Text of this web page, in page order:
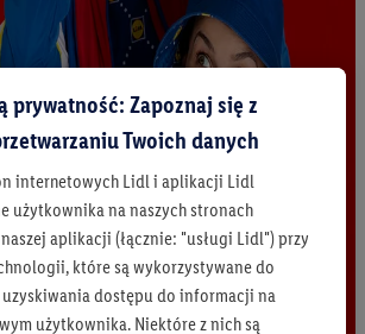
prywatność: Zapoznaj się z
Twoich danych
internetowych Lidl i aplikacji Lidl
użytkownika na naszych stronach
aplikacji (łącznie: "usługi Lidl") przy
które są wykorzystywane do
dostępu do informacji na
użytkownika. Niektóre z nich są